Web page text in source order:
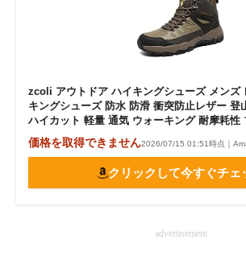
zcoli アウトドア ハイキングシューズ メンズ
キングシューズ 防水 防滑 衝突防止レザー 登
ハイカット 軽量 通気 ウォーキング 耐摩耗性
価格を取得できません2026/07/15 01:51時点｜
クリックして今すぐチェ
advertisement